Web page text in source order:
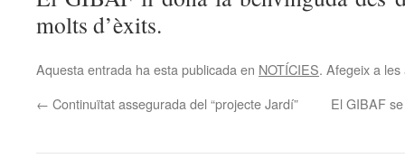
molts d’èxits.
Aquesta entrada ha esta publicada en NOTÍCIES. Afegeix a
← Continuïtat assegurada del “projecte Jardí” El GIBAF